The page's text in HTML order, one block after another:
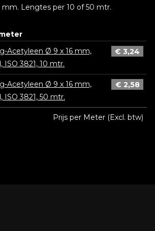
Lengtes per 10 of 50 mtr.
Acetyleen Ø 9 x 16 mm,
ISO 3821, 10 mtr.
€ 3,24
Acetyleen Ø 9 x 16 mm,
ISO 3821, 50 mtr.
€ 2,58
Prijs per Meter (Excl. btw)